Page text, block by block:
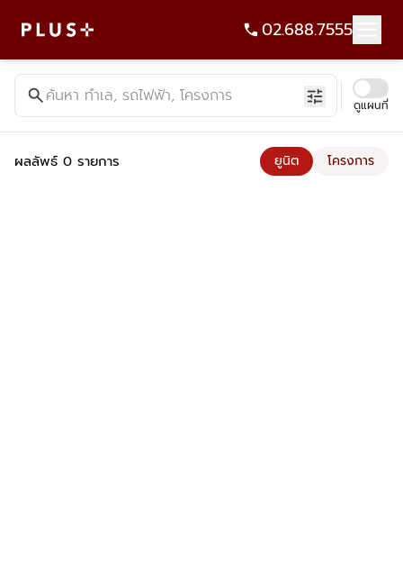
02.688.7555
ค้นหาคอนโด บ้าน ที่ดิน อาคารสำนักงาน ทั้งขายและเช่า - Plus
searchค้นหา ทำเล, รถไฟฟ้า, โครงการ tune ดูแผนที่
ผลลัพธ์ 0 รายการ ยูนิต โครงการ